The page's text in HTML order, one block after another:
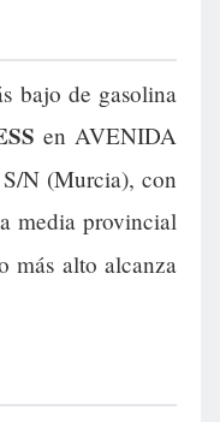
bajo de gasolina
en AVENIDA
N (Murcia), con
media provincial
más alto alcanza